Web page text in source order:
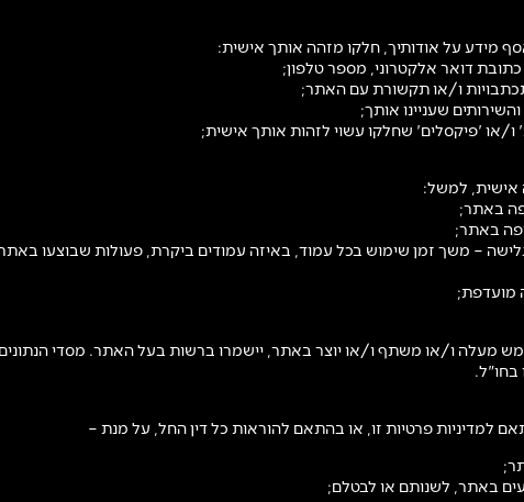
מעלה ו/או משתף ו/או יוצר באתר, יישמרו ברשות בעל האתר. מסדי
בחו"ל.
למדיניות פרטיות זו, או בהתאם להוראות כל דין החל, על מנת –
באתר, לשנותם או לבטלם;